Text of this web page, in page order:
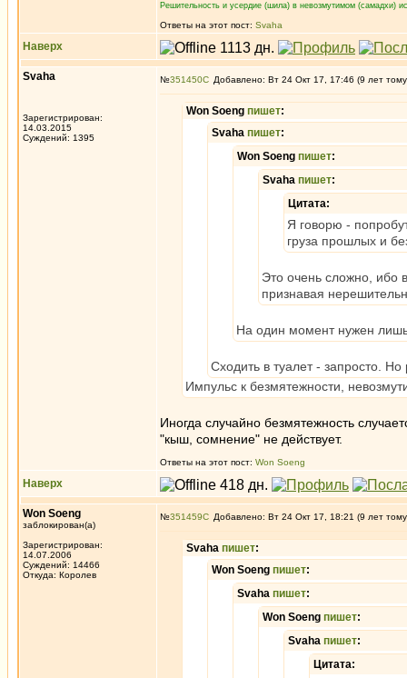
Решительность и усердие (шила) в невозмутимом (самадхи)
Ответы на этот пост: Svaha
Наверх
Svaha
Зарегистрирован:
14.03.2015
Суждений: 1395
№351450 Добавлено: Вт 24 Окт 17, 17:46 (9 лет
Won Soeng пишет:
Svaha пишет:
Won Soeng пишет:
Svaha пишет:
Цитата:
Я говорю -
груза прошлых и
Это очень сложно, ибо
признавая
На один момент нужен
Сходить в туалет - запросто. Но
Импульс к безмятежности,
Иногда случайно безмятежность
"кыш, сомнение" не действует.
Ответы на этот пост: Won Soeng
Наверх
Won Soeng
заблокирован(а)
Зарегистрирован:
14.07.2006
Суждений: 14466
Откуда: Королев
№351459 Добавлено: Вт 24 Окт 17, 18:21 (9 лет
Svaha пишет:
Won Soeng пишет:
Svaha пишет:
Won Soeng пишет:
Svaha пишет:
Цитата: